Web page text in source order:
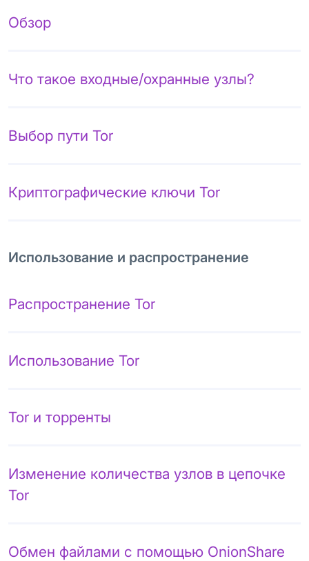
Обзор
Что такое входные/охранные узлы?
Выбор пути Tor
Криптографические ключи Tor
Использование и распространение
Распространение Tor
Использование Tor
Tor и торренты
Изменение количества узлов в цепочке
Tor
Обмен файлами с помощью OnionShare